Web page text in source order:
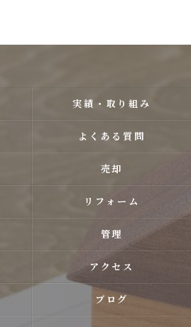
実績・取り組み
よくある質問
売却
リフォーム
管理
アクセス
ブログ